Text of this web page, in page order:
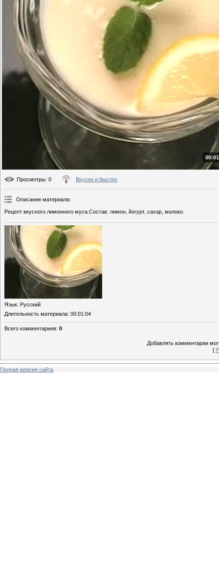
Просмотры: 0 Вкусно и быстро
Описание материала:
Рецепт вкусного лимонного муса.Состав: лимон, йогурт, сахар, молоко.
Язык: Русский
Длительность материала: 00:01:04
Всего комментариев: 0
Добавлять комментарии
[
Полная версия сайта